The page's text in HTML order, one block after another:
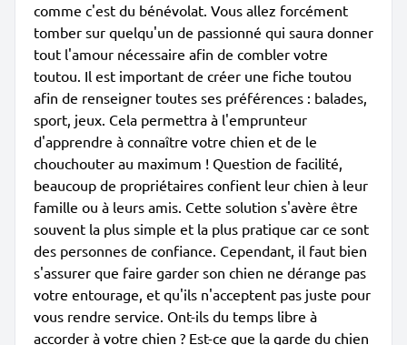
comme c'est du bénévolat. Vous allez forcément
tomber sur quelqu'un de passionné qui saura donner
tout l'amour nécessaire afin de combler votre
toutou. Il est important de créer une fiche toutou
afin de renseigner toutes ses préférences : balades,
sport, jeux. Cela permettra à l'emprunteur
d'apprendre à connaître votre chien et de le
chouchouter au maximum ! Question de facilité,
beaucoup de propriétaires confient leur chien à leur
famille ou à leurs amis. Cette solution s'avère être
souvent la plus simple et la plus pratique car ce sont
des personnes de confiance. Cependant, il faut bien
s'assurer que faire garder son chien ne dérange pas
votre entourage, et qu'ils n'acceptent pas juste pour
vous rendre service. Ont-ils du temps libre à
accorder à votre chien ? Est-ce que la garde du chien